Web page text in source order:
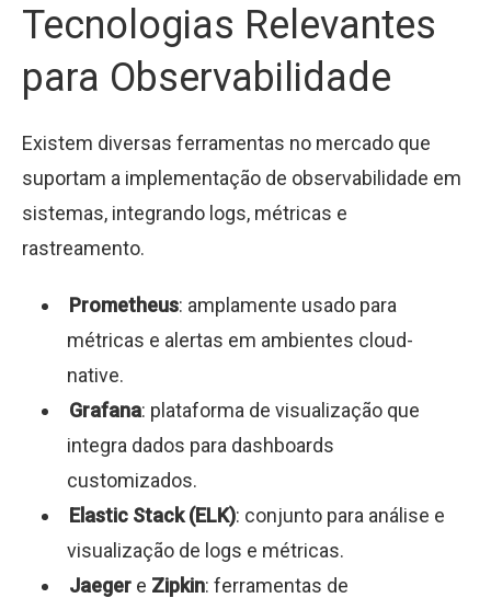
Tecnologias Relevantes
para Observabilidade
Existem diversas ferramentas no mercado que
suportam a implementação de observabilidade em
sistemas, integrando logs, métricas e
rastreamento.
Prometheus: amplamente usado para
métricas e alertas em ambientes cloud-
native.
Grafana: plataforma de visualização que
integra dados para dashboards
customizados.
Elastic Stack (ELK): conjunto para análise e
visualização de logs e métricas.
Jaeger e Zipkin: ferramentas de